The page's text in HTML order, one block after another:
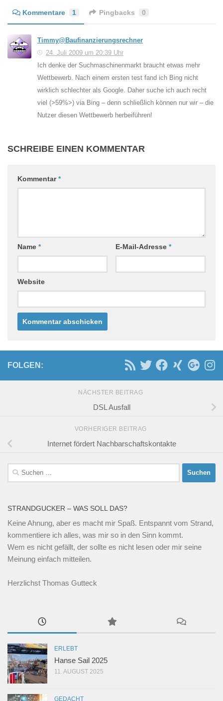
Kommentare 1 Pingbacks 0
Timmy@Baufinanzierungsrechner
24. Juli 2009 um 20:39 Uhr
Ich denke der Suchmaschinenmarkt braucht etwas mehr
Wettbewerb. Nach einem ersten test fand ich Bing nicht
wirklich schlechter als Google. Daher suche ich auch recht
viel (>59%>) via Bing – denn schließlich können nur wir – die
Nutzer diesen Wettbewerb herbeiführen!
SCHREIBE EINEN KOMMENTAR
Kommentar*
Name * E-Mail-Adresse *
Website
FOLGEN:
NÄCHSTER BEITRAG
DSL Ausfall
VORHERIGER BEITRAG
Internet fördert Nachbarschaftskontakte
Suchen
nach:
STRANDGUCKER – WAS SOLL DAS?
Keine Ahnung, aber es macht mir Spaß. Entspannt vom Strand,
kommentiere ich alles, was mir so in den Sinn kommt.
Wem es nicht gefällt, der sollte es nicht lesen oder mir seine
Meinung einfach mitteilen.
Herzlichst Thomas Gutteck
ERLEBT
Hanse Sail 2025
11. AUGUST 2025
GEDACHT